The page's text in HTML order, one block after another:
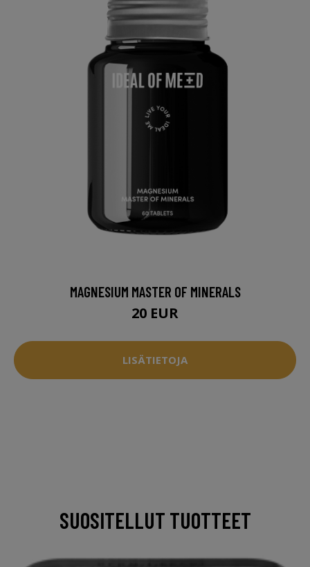
MAGNESIUM MASTER OF MINERALS
20 EUR
LISÄTIETOJA
SUOSITELLUT TUOTTEET